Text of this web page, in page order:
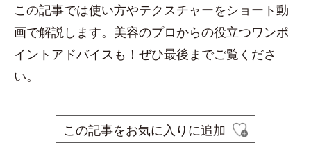
この記事では使い方やテクスチャーをショート動
画で解説します。美容のプロからの役立つワンポ
イントアドバイスも！ぜひ最後までご覧くださ
い。
この記事をお気に入りに追加